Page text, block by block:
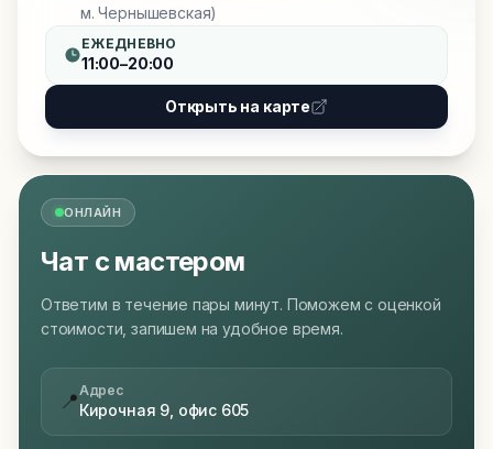
м. Чернышевская)
ЕЖЕДНЕВНО
11:00–20:00
Открыть на карте
ОНЛАЙН
Чат с мастером
Ответим в течение пары минут. Поможем с оценкой
стоимости, запишем на удобное время.
📍Адрес
Кирочная 9, офис 605